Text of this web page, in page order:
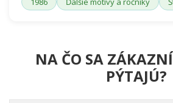
NA ČO SA
PÝTAJÚ?